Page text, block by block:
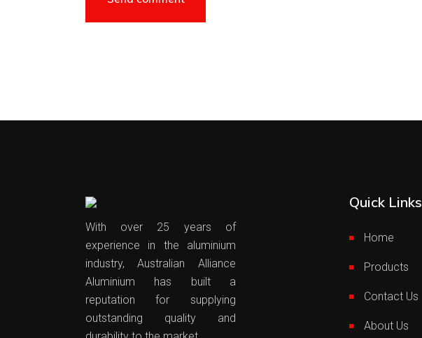
With over 25 years of
experience in the aluminium
industry, Australian Alliance
Aluminium has built a
reputation for supplying
outstanding quality and
Quick Links
Home
Products
Contact Us
About Us